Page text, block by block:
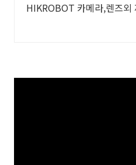
HIKROBOT 카메라,렌즈외